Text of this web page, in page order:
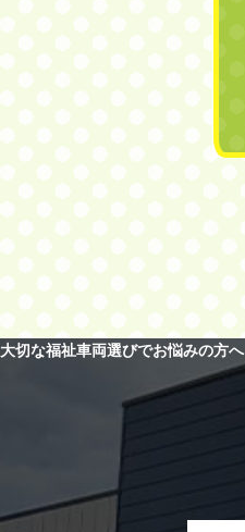
大切な福祉車両選びでお悩みの方へ